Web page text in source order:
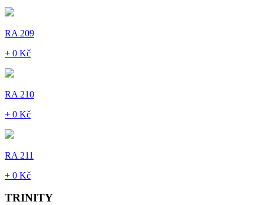
RA 209
+ 0 Kč
RA 210
+ 0 Kč
RA 211
+ 0 Kč
TRINITY